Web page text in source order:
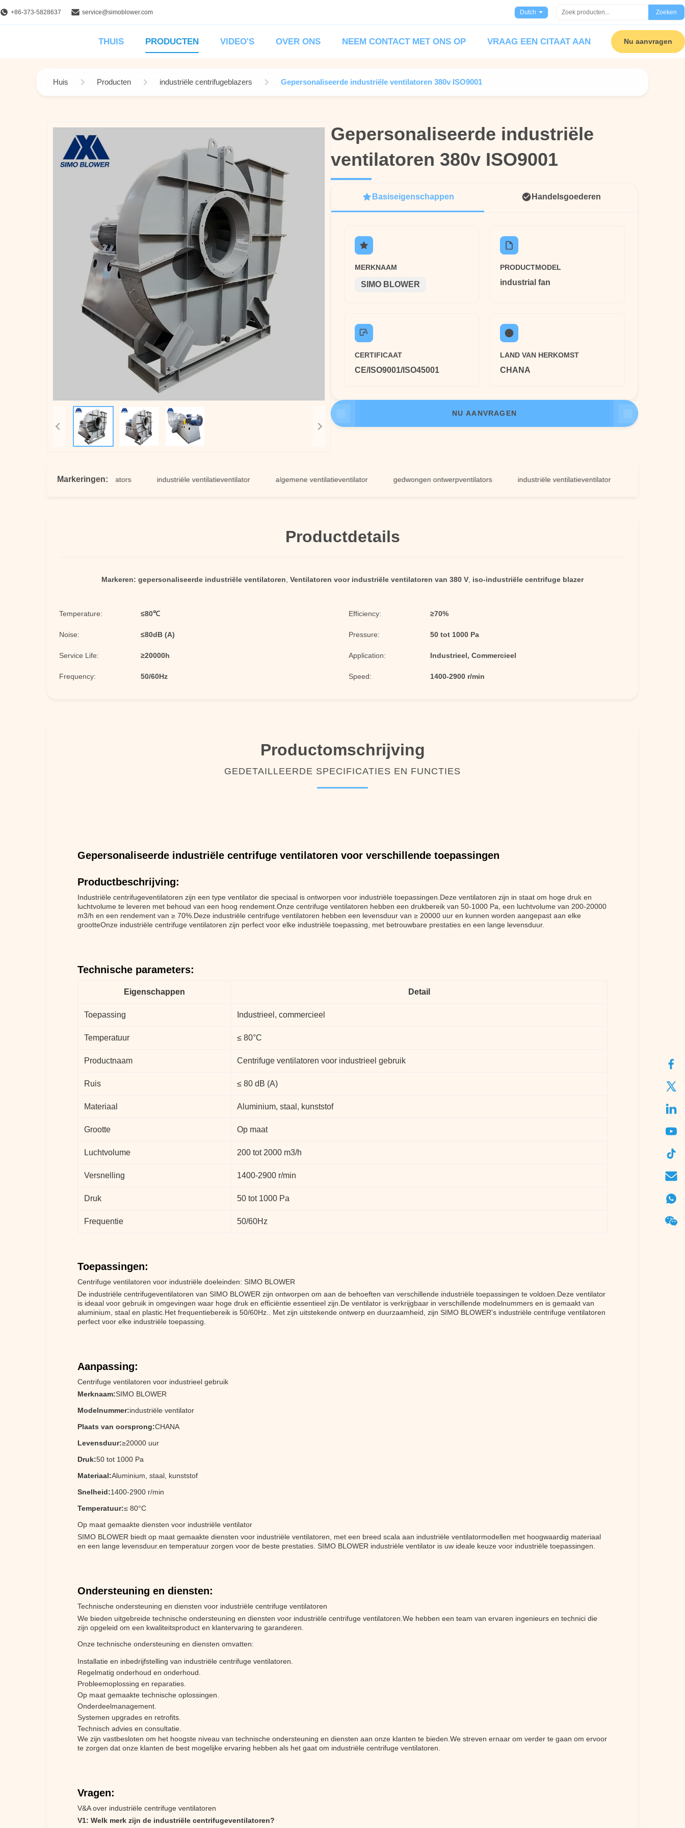
+86-373-5828637 service@simoblower.com Dutch Zoeken
THUIS PRODUCTEN VIDEO'S OVER ONS NEEM CONTACT MET ONS OP VRAAG EEN CITAAT AAN Nu aanvragen
Huis Producten industriële centrifugeblazers Gepersonaliseerde industriële ventilatoren 380v ISO9001
Gepersonaliseerde industriële
ventilatoren 380v ISO9001
Gepersonaliseerde industriële
ventilatoren 380v ISO9001
Basiseigenschappen Handelsgoederen
MERKNAAM
SIMO BLOWER
PRODUCTMODEL
industrial fan
CERTIFICAAT
CE/ISO9001/ISO45001
LAND VAN HERKOMST
CHANA
NU AANVRAGEN
Markeringen:
gedwongen ontwerpventilators industriële ventilatieventilator algemene ventilatieventilator gedwongen ontwerpventilators industriële ventilatieventilator
Productdetails
Markeren: gepersonaliseerde industriële ventilatoren Ventilatoren voor industriële ventilatoren van 380 V iso-industriële centrifuge blazer
Temperature: ≤80℃ Efficiency: ≥70%
Noise: ≤80dB (A) Pressure: 50 tot 1000 Pa
Service Life: ≥20000h Application: Industrieel, Commercieel
Frequency: 50/60Hz Speed: 1400-2900 r/min
Productomschrijving
GEDETAILLEERDE SPECIFICATIES EN FUNCTIES
Gepersonaliseerde industriële centrifuge ventilatoren voor verschillende toepassingen
Productbeschrijving:
Industriële centrifugeventilatoren zijn een type ventilator die speciaal is ontworpen voor industriële toepassingen.Deze ventilatoren zijn in staat om hoge druk en
luchtvolume te leveren met behoud van een hoog rendement.Onze centrifuge ventilatoren hebben een drukbereik van 50-1000 Pa, een luchtvolume van 200-20000
m3/h en een rendement van ≥ 70%.Deze industriële centrifuge ventilatoren hebben een levensduur van ≥ 20000 uur en kunnen worden aangepast aan elke
grootteOnze industriële centrifuge ventilatoren zijn perfect voor elke industriële toepassing, met betrouwbare prestaties en een lange levensduur.
Technische parameters:
Eigenschappen Detail
Toepassing Industrieel, commercieel
Temperatuur ≤ 80°C
Productnaam Centrifuge ventilatoren voor industrieel gebruik
Ruis ≤ 80 dB (A)
Materiaal Aluminium, staal, kunststof
Grootte Op maat
Luchtvolume 200 tot 2000 m3/h
Versnelling 1400-2900 r/min
Druk 50 tot 1000 Pa
Frequentie 50/60Hz
Toepassingen:
Centrifuge ventilatoren voor industriële doeleinden: SIMO BLOWER
De industriële centrifugeventilatoren van SIMO BLOWER zijn ontworpen om aan de behoeften van verschillende industriële toepassingen te voldoen.Deze ventilator
is ideaal voor gebruik in omgevingen waar hoge druk en efficiëntie essentieel zijn.De ventilator is verkrijgbaar in verschillende modelnummers en is gemaakt van
aluminium, staal en plastic.Het frequentiebereik is 50/60Hz.. Met zijn uitstekende ontwerp en duurzaamheid, zijn SIMO BLOWER's industriële centrifuge ventilatoren
perfect voor elke industriële toepassing.
Aanpassing:
Centrifuge ventilatoren voor industrieel gebruik
Merknaam:SIMO BLOWER
Modelnummer:industriële ventilator
Plaats van oorsprong:CHANA
Levensduur:≥20000 uur
Druk:50 tot 1000 Pa
Materiaal:Aluminium, staal, kunststof
Snelheid:1400-2900 r/min
Temperatuur:≤ 80°C
Op maat gemaakte diensten voor industriële ventilator
SIMO BLOWER biedt op maat gemaakte diensten voor industriële ventilatoren, met een breed scala aan industriële ventilatormodellen met hoogwaardig materiaal
en een lange levensduur.en temperatuur zorgen voor de beste prestaties. SIMO BLOWER industriële ventilator is uw ideale keuze voor industriële toepassingen.
Ondersteuning en diensten:
Technische ondersteuning en diensten voor industriële centrifuge ventilatoren
We bieden uitgebreide technische ondersteuning en diensten voor industriële centrifuge ventilatoren.We hebben een team van ervaren ingenieurs en technici die
zijn opgeleid om een kwaliteitsproduct en klantervaring te garanderen.
Onze technische ondersteuning en diensten omvatten:
Installatie en inbedrijfstelling van industriële centrifuge ventilatoren.
Regelmatig onderhoud en onderhoud.
Probleemoplossing en reparaties.
Op maat gemaakte technische oplossingen.
Onderdeelmanagement.
Systemen upgrades en retrofits.
Technisch advies en consultatie.
We zijn vastbesloten om het hoogste niveau van technische ondersteuning en diensten aan onze klanten te bieden.We streven ernaar om verder te gaan om ervoor
te zorgen dat onze klanten de best mogelijke ervaring hebben als het gaat om industriële centrifuge ventilatoren.
Vragen:
V&A over industriële centrifuge ventilatoren
V1: Welk merk zijn de industriële centrifugeventilatoren?